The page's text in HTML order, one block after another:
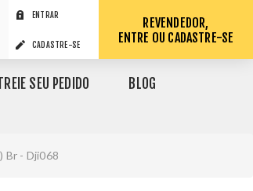
ENTRAR
CADASTRE-SE
REVENDEDOR,
ENTRE OU CADASTRE-SE
SEU PEDIDO BLOG
Br - Dji068